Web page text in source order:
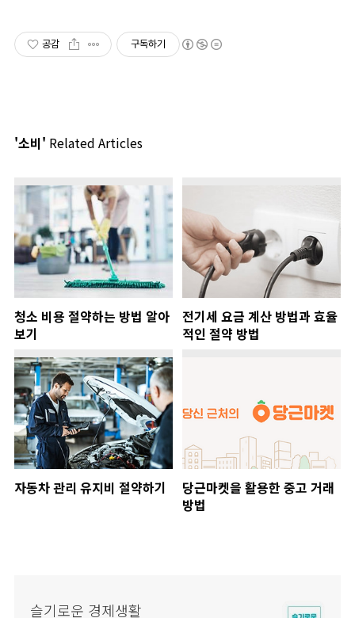
공감 구독하기
'소비' Related Articles
청소 비용 절약하는 방법 알아
보기
전기세 요금 계산 방법과 효율
적인 절약 방법
자동차 관리 유지비 절약하기
당근마켓을 활용한 중고 거래
방법
슬기로운 경제생활